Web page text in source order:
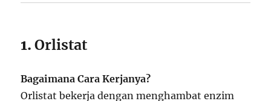
1.Orlistat
Bagaimana Cara Kerjanya?
Orlistat bekerja dengan menghambat enzim